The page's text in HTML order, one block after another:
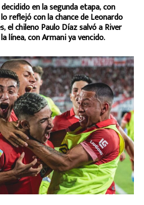
en la segunda etapa, con
reflejó con la chance de Leonardo
el chileno Paulo Díaz salvó a River
línea, con Armani ya vencido.